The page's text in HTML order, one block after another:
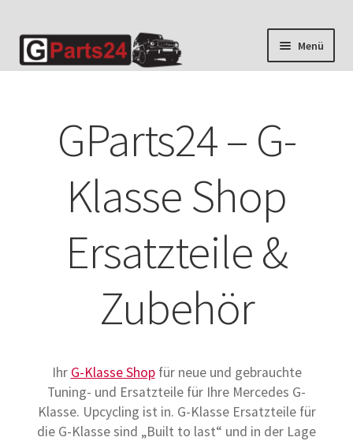
Zur
Navigation
Zum
Inhalt
Menü
GParts24 – G-
Klasse Shop
Ersatzteile &
Zubehör
Ihr G-Klasse Shopfür neue und gebrauchte
Tuning- und Ersatzteile für Ihre Mercedes G-
Klasse. Upcycling ist in. G-Klasse Ersatzteile für
die G-Klasse sind „Built to last“ und in der Lage